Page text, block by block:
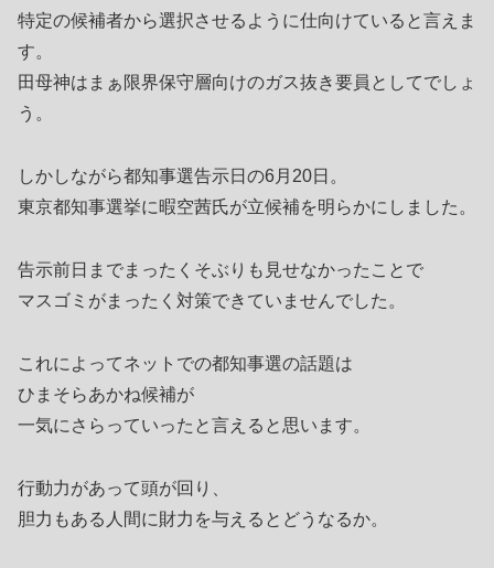
特定の候補者から選択させるように仕向けていると言えま
す。
田母神はまぁ限界保守層向けのガス抜き要員としてでしょ
う。
しかしながら都知事選告示日の6月20日。
東京都知事選挙に暇空茜氏が立候補を明らかにしました。
告示前日までまったくそぶりも見せなかったことで
マスゴミがまったく対策できていませんでした。
これによってネットでの都知事選の話題は
ひまそらあかね候補が
一気にさらっていったと言えると思います。
行動力があって頭が回り、
胆力もある人間に財力を与えるとどうなるか。